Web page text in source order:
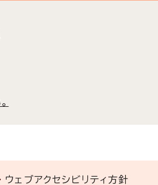
ウェブアクセシビリティ方針